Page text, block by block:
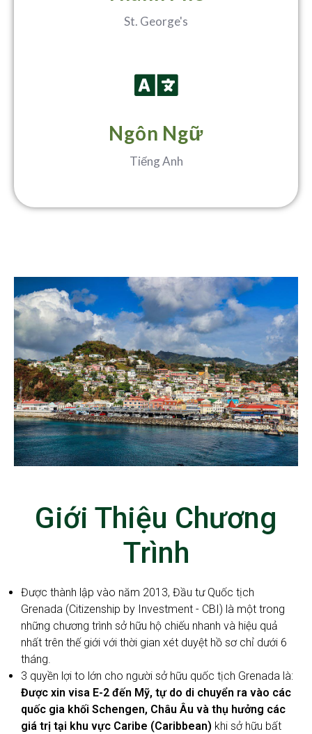
St. George's
Ngôn Ngữ
Tiếng Anh
Giới Thiệu Chương
Trình
Được thành lập vào năm 2013, Đầu tư Quốc tịch
Grenada (Citizenship by Investment - CBI) là một trong
những chương trình sở hữu hộ chiếu nhanh và hiệu quả
nhất trên thế giới với thời gian xét duyệt hồ sơ chỉ dưới 6
tháng.
3 quyền lợi to lớn cho người sở hữu quốc tịch Grenada là:
Được xin visa E-2 đến Mỹ, tự do di chuyển ra vào các
quốc gia khối Schengen, Châu Âu và thụ hưởng các
giá trị tại khu vực Caribe (Caribbean) khi sở hữu bất